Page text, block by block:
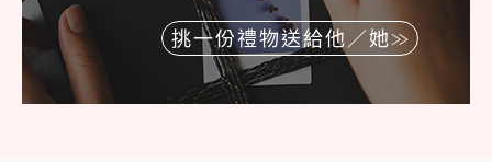
挑一份禮物送給他／她